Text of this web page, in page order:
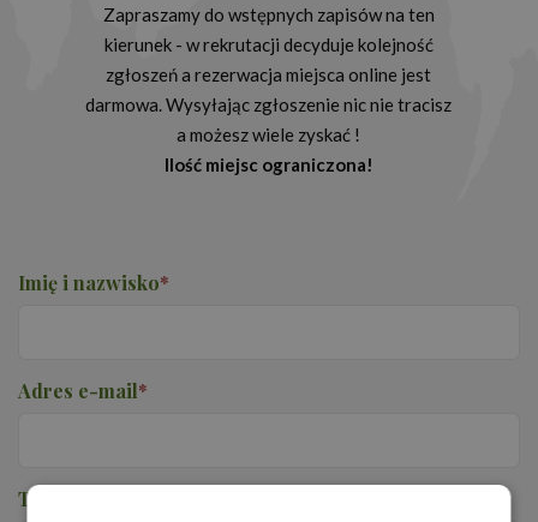
Zapraszamy do wstępnych zapisów na ten
kierunek - w rekrutacji decyduje kolejność
zgłoszeń a rezerwacja miejsca online jest
darmowa. Wysyłając zgłoszenie nic nie tracisz
a możesz wiele zyskać !
Ilość miejsc ograniczona!
Imię i nazwisko*
Adres e-mail*
Telefon